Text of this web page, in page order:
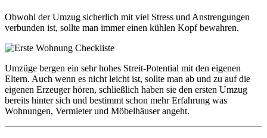
Obwohl der Umzug sicherlich mit viel Stress und Anstrengungen
verbunden ist, sollte man immer einen kühlen Kopf bewahren.
Umzüge bergen ein sehr hohes Streit-Potential mit den eigenen
Eltern. Auch wenn es nicht leicht ist, sollte man ab und zu auf die
eigenen Erzeuger hören, schließlich haben sie den ersten Umzug
bereits hinter sich und bestimmt schon mehr Erfahrung was
Wohnungen, Vermieter und Möbelhäuser angeht.